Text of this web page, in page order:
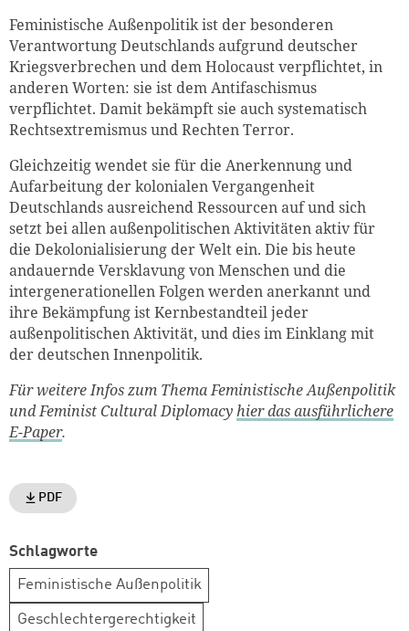
Feministische Außenpolitik ist der besonderen
Verantwortung Deutschlands aufgrund deutscher
Kriegsverbrechen und dem Holocaust verpflichtet, in
anderen Worten: sie ist dem Antifaschismus
verpflichtet. Damit bekämpft sie auch systematisch
Rechtsextremismus und Rechten Terror.
Gleichzeitig wendet sie für die Anerkennung und
Aufarbeitung der kolonialen Vergangenheit
Deutschlands ausreichend Ressourcen auf und sich
setzt bei allen außenpolitischen Aktivitäten aktiv für
die Dekolonialisierung der Welt ein. Die bis heute
andauernde Versklavung von Menschen und die
intergenerationellen Folgen werden anerkannt und
ihre Bekämpfung ist Kernbestandteil jeder
außenpolitischen Aktivität, und dies im Einklang mit
der deutschen Innenpolitik.
Für weitere Infos zum Thema Feministische Außenpolitik
und Feminist Cultural Diplomacyhier das ausführlichere
E-Paper.
PDF
Schlagworte
Feministische Außenpolitik
Geschlechtergerechtigkeit